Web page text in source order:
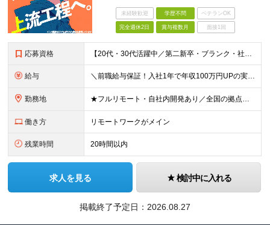
未経験歓迎 学歴不問 ベテランOK
完全週休2日 賞与複数月 面接1回
応募資格 【20代・30代活躍中／第二新卒・ブランク・社会人経験10年以上も歓迎】 ＜応募条件＞ ◇学歴不問 ◇IT業界での実務経験をお持ちの方（年数不問） ※以下いずれかのご経験を想定しています └テスター
給与 ＼前職給与保証！入社1年で年収100万円UPの実績あり／ ＜経験2年未満の方＞ 月給30万円～35万円 ＜経験2年以上の方＞ 月給35万円～45万円 ＜PM/PL経験のある方＞ 月給70万円～1
勤務地 ★フルリモート・自社内開発あり／全国の拠点で募集中！ 北海道、宮城県、新潟県、東京都、大阪府、福岡県、沖縄県にある各拠点 ※様々な企業の現場で、当社プロジェクトに加わり業務を行っていただきます。 ※希
働き方 リモートワークがメイン
残業時間 20時間以内
求人を見る 検討中に入れる
掲載終了予定日： 2026.08.27